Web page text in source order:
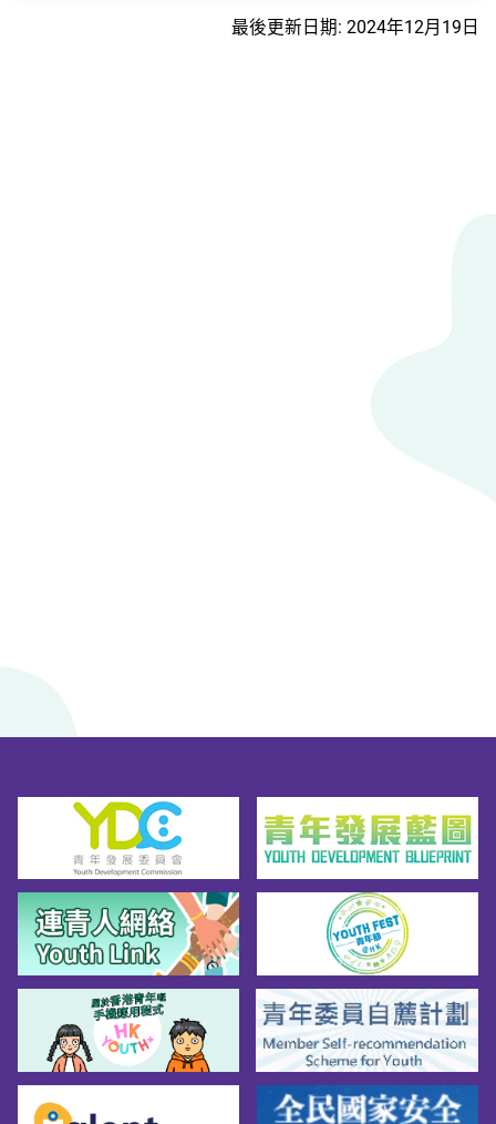
最後更新日期: 2024年12月19日